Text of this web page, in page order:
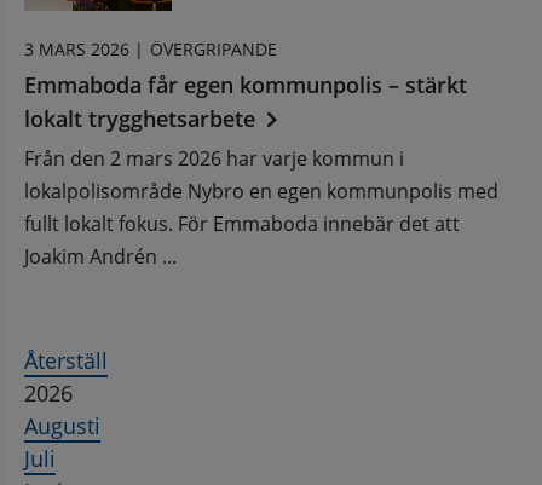
3 MARS 2026 | ÖVERGRIPANDE
Emmaboda får egen kommunpolis – stärkt
lokalt trygghetsarbete
Från den 2 mars 2026 har varje kommun i
lokalpolisområde Nybro en egen kommunpolis med
fullt lokalt fokus. För Emmaboda innebär det att
Joakim Andrén ...
Återställ
2026
Augusti
Juli